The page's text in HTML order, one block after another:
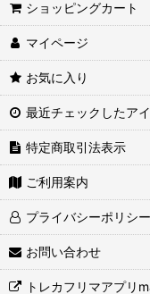
ショッピングカート
マイページ
お気に入り
最近チェックしたア
特定商取引法表示
ご利用案内
プライバシーポリシー
お問い合わせ
トレカフリマアプリ